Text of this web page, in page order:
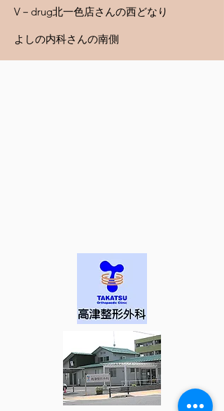
V－drug北一色店さんの西どなり
よしの内科さんの南側